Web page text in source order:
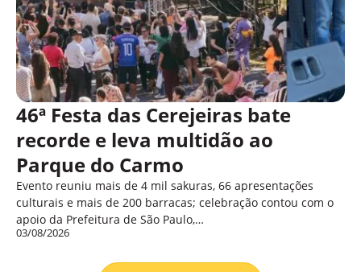
46ª Festa das Cerejeiras bate
recorde e leva multidão ao
Parque do Carmo
Evento reuniu mais de 4 mil sakuras, 66 apresentações
culturais e mais de 200 barracas; celebração contou com o
apoio da Prefeitura de São Paulo,…
03/08/2026